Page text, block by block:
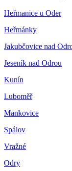
Heřmanice u Oder
Heřmánky
Jakubčovice nad
Jeseník nad Odrou
Kunín
Luboměř
Mankovice
Spálov
Vražné
Odry